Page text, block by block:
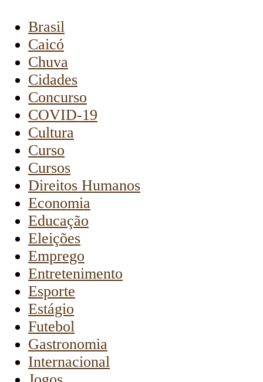
Brasil
Caicó
Chuva
Cidades
Concurso
COVID-19
Cultura
Curso
Cursos
Direitos Humanos
Economia
Educação
Eleições
Emprego
Entretenimento
Esporte
Estágio
Futebol
Gastronomia
Internacional